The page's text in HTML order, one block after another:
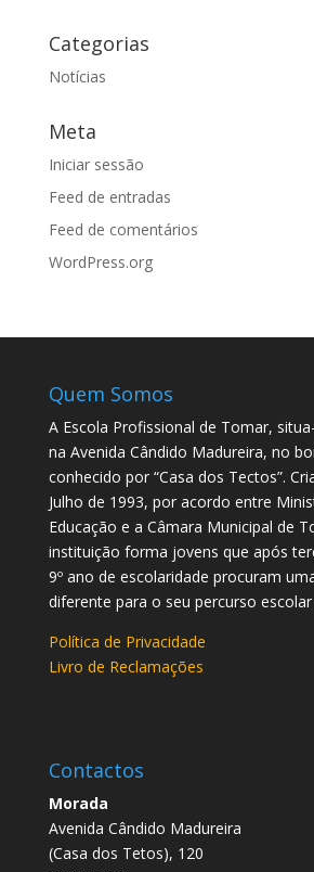
Categorias
Notícias
Meta
Iniciar sessão
Feed de entradas
Feed de comentários
WordPress.org
Quem Somos
A Escola Profissional de Tomar,
na Avenida Cândido Madureira, no
conhecido por “Casa dos Tectos”.
Julho de 1993, por acordo entre
Educação e a Câmara Municipal de
instituição forma jovens que após
9º ano de escolaridade procuram
diferente para o seu percurso
Política de Privacidade
Livro de Reclamações
Contactos
Morada
Avenida Cândido Madureira
(Casa dos Tetos), 120